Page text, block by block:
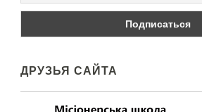
ДРУЗЬЯ САЙТА